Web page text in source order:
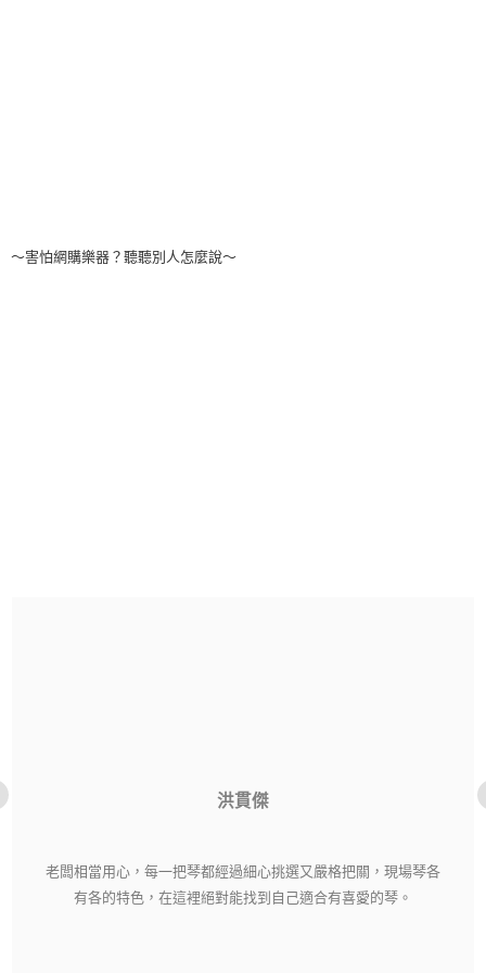
～害怕網購樂器？聽聽別人怎麼說～
洪貫傑
老闆相當用心，每一把琴都經過細心挑選又嚴格把關，現場琴各
有各的特色，在這裡絕對能找到自己適合有喜愛的琴。